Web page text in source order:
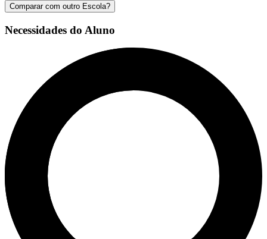
Comparar com outro Escola?
Necessidades do Aluno